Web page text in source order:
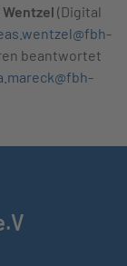
Wentzel (Digital
beantwortet